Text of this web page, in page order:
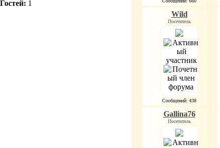
Гостей: 1
Wild
Посетитель
Сообщений: 438
Gallina76
Посетитель